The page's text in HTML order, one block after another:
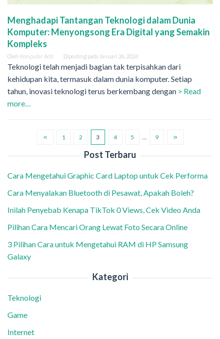
Menghadapi Tantangan Teknologi dalam Dunia
Komputer: Menyongsong Era Digital yang Semakin
Kompleks
Oleh Komputer Add Diposting pada Januari 26, 2024
Teknologi telah menjadi bagian tak terpisahkan dari
kehidupan kita, termasuk dalam dunia komputer. Setiap
tahun, inovasi teknologi terus berkembang dengan > Read
more…
1 2 3 4 5 9
Post Terbaru
Cara Mengetahui Graphic Card Laptop untuk Cek Performa
Cara Menyalakan Bluetooth di Pesawat, Apakah Boleh?
Inilah Penyebab Kenapa TikTok 0 Views, Cek Video Anda
Pilihan Cara Mencari Orang Lewat Foto Secara Online
3 Pilihan Cara untuk Mengetahui RAM di HP Samsung
Galaxy
Kategori
Teknologi
Game
Internet